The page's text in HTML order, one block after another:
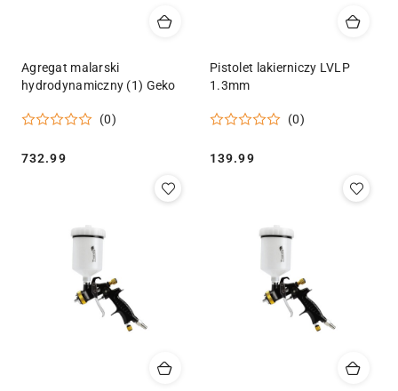
Agregat malarski
hydrodynamiczny (1) Geko
(0)
Cena:
732.99
Pistolet lakierniczy LVLP
1.3mm
(0)
Cena:
139.99